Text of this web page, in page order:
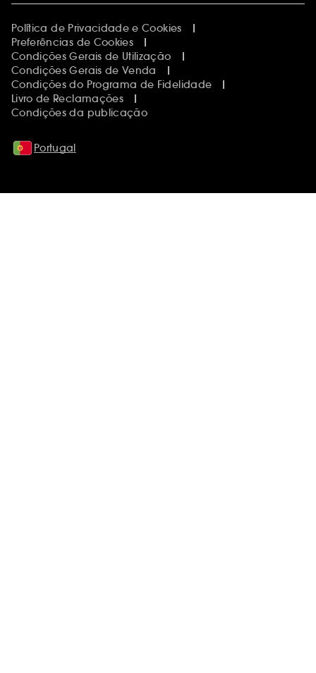
Política de Privacidade e Cookies
Preferências de Cookies
Condições Gerais de Utilização
Condições Gerais de Venda
Condições do Programa de Fidelidade
Livro de Reclamações
Condições da publicação
Portugal